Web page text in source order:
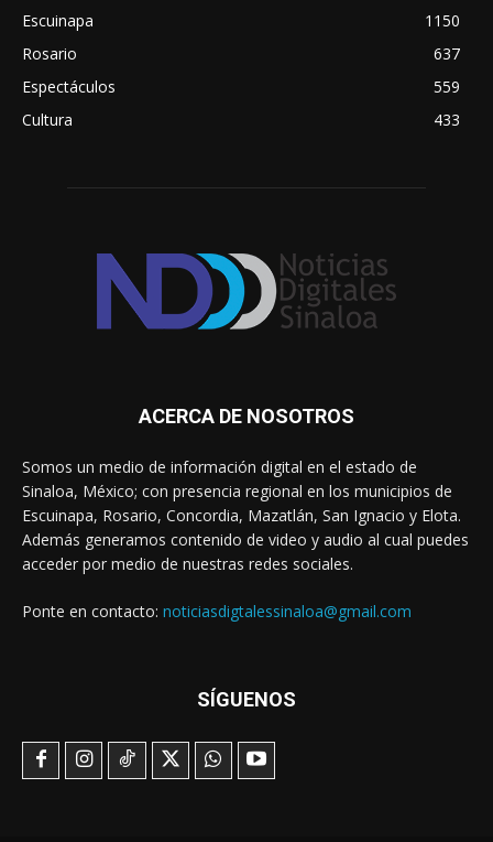
Escuinapa
1150
Rosario
637
Espectáculos
559
Cultura
433
ACERCA DE NOSOTROS
Somos un medio de información digital en el estado de
Sinaloa, México; con presencia regional en los municipios de
Escuinapa, Rosario, Concordia, Mazatlán, San Ignacio y Elota.
Además generamos contenido de video y audio al cual puedes
acceder por medio de nuestras redes sociales.
Ponte en contacto: noticiasdigtalessinaloa@gmail.com
SÍGUENOS